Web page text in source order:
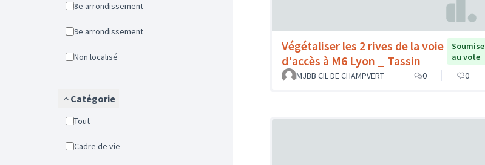
8e arrondissement
9e arrondissement
Non localisé
Catégorie
Tout
Cadre de vie
Végétaliser les 2 rives de la voie
d'accès à M6 Lyon _ Tassin
Soumise
au vote
MJBB CIL DE CHAMPVERT
0 0